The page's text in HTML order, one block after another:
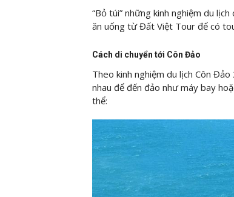
“Bỏ túi” những kinh nghiệm du
ăn uống từ Đất Việt Tour để có
Cách di chuyển tới Côn Đảo
Theo kinh nghiệm du lịch Côn
nhau để đến đảo như máy bay
thể: